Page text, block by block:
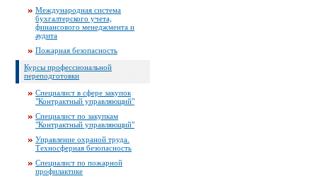
Международная система
бухгалтерского учета,
финансового менеджмента и
аудита
Пожарная безопасность
Курсы профессиональной
переподготовки
Специалист в сфере закупок
"Контрактный управляющий"
Специалист по закупкам
"Контрактный управляющий"
Управление охраной труда.
Техносферная безопасность
Специалист по пожарной
профилактике